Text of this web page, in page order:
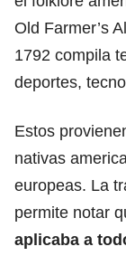
Old Farmer’s
1792 compila
deportes,
Estos
nativas
europeas. La
permite notar
aplicaba a